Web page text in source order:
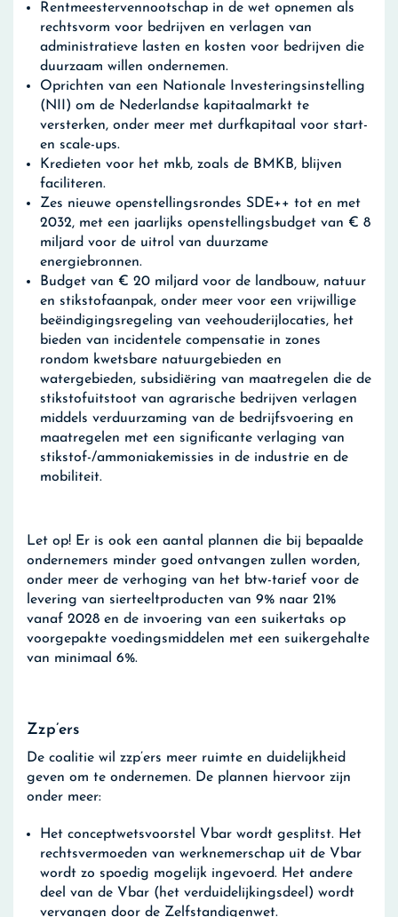
Rentmeestervennootschap in de wet opnemen als
rechtsvorm voor bedrijven en verlagen van
administratieve lasten en kosten voor bedrijven die
duurzaam willen ondernemen.
Oprichten van een Nationale Investeringsinstelling
(NII) om de Nederlandse kapitaalmarkt te
versterken, onder meer met durfkapitaal voor start-
en scale-ups.
Kredieten voor het mkb, zoals de BMKB, blijven
faciliteren.
Zes nieuwe openstellingsrondes SDE++ tot en met
2032, met een jaarlijks openstellingsbudget van € 8
miljard voor de uitrol van duurzame
energiebronnen.
Budget van € 20 miljard voor de landbouw, natuur
en stikstofaanpak, onder meer voor een vrijwillige
beëindigingsregeling van veehouderijlocaties, het
bieden van incidentele compensatie in zones
rondom kwetsbare natuurgebieden en
watergebieden, subsidiëring van maatregelen die de
stikstofuitstoot van agrarische bedrijven verlagen
middels verduurzaming van de bedrijfsvoering en
maatregelen met een significante verlaging van
stikstof-/ammoniakemissies in de industrie en de
mobiliteit.
Let op! Er is ook een aantal plannen die bij bepaalde
ondernemers minder goed ontvangen zullen worden,
onder meer de verhoging van het btw-tarief voor de
levering van sierteeltproducten van 9% naar 21%
vanaf 2028 en de invoering van een suikertaks op
voorgepakte voedingsmiddelen met een suikergehalte
van minimaal 6%.
Zzp’ers
De coalitie wil zzp’ers meer ruimte en duidelijkheid
geven om te ondernemen. De plannen hiervoor zijn
onder meer:
Het conceptwetsvoorstel Vbar wordt gesplitst. Het
rechtsvermoeden van werknemerschap uit de Vbar
wordt zo spoedig mogelijk ingevoerd. Het andere
deel van de Vbar (het verduidelijkingsdeel) wordt
vervangen door de Zelfstandigenwet.